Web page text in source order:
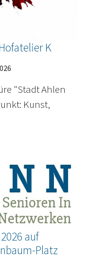
K
"Stadt Ahlen
Kunst,
auf
Platz